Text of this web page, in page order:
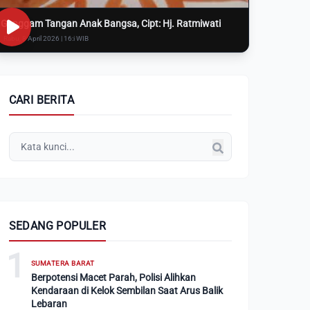
Genggam Tangan Anak Bangsa, Cipt: Hj. Ratmiwati
Rabu, 8 April 2026 | 16:i WIB
CARI BERITA
SEDANG POPULER
1 SUMATERA BARAT
Berpotensi Macet Parah, Polisi Alihkan
Kendaraan di Kelok Sembilan Saat Arus Balik
Lebaran